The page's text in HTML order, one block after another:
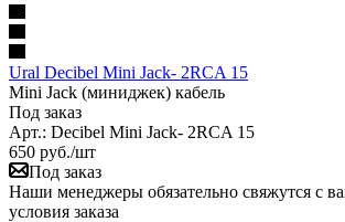
Ural Decibel Mini Jack- 2RCA 15
Mini Jack (миниджек) кабель
Под заказ
Арт.: Decibel Mini Jack- 2RCA 15
650 руб./шт
Под заказ
Наши менеджеры обязательно свяжутся с
условия заказа